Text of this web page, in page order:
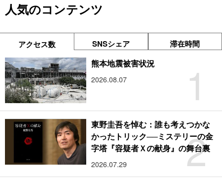
人気のコンテンツ
アクセス数 SNSシェア 滞在時間
1
熊本地震被害状況
2026.08.07
2
東野圭吾を悼む：誰も考えつかな
かったトリック──ミステリーの金
字塔『容疑者Ｘの献身』の舞台裏
2026.07.29